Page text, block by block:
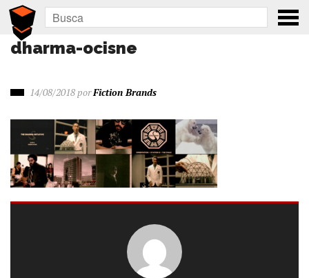
dharma-ocisne
14/08/2018porFiction Brands